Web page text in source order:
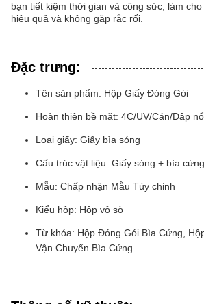
bạn tiết kiệm thời gian và công sức, làm
hiệu quả và không gặp rắc rối.
Đặc trưng:
Tên sản phẩm: Hộp Giấy Đóng Gói
Hoàn thiện bề mặt: 4C/UV/Cán/Dập
Loại giấy: Giấy bìa sóng
Cấu trúc vật liệu: Giấy sóng + bìa cứng
Mẫu: Chấp nhận Mẫu Tùy chỉnh
Kiểu hộp: Hộp vỏ sò
Từ khóa: Hộp Đóng Gói Bìa Cứng,
Vận Chuyển Bìa Cứng